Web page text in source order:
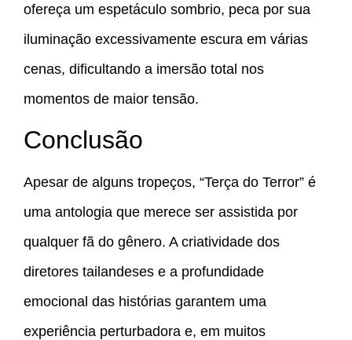
ofereça um espetáculo sombrio, peca por sua
iluminação excessivamente escura em várias
cenas, dificultando a imersão total nos
momentos de maior tensão.
Conclusão
Apesar de alguns tropeços, “Terça do Terror” é
uma antologia que merece ser assistida por
qualquer fã do gênero. A criatividade dos
diretores tailandeses e a profundidade
emocional das histórias garantem uma
experiência perturbadora e, em muitos